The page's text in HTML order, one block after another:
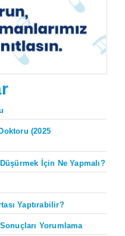
(2025
İçin Ne Yapmalı?
Yaptırabilir?
Yorumlama